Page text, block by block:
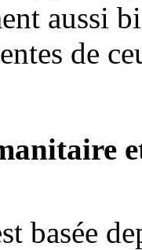
aussi
de
basée